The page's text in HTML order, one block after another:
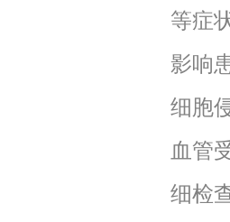
等症
影响
细胞
血管
细检